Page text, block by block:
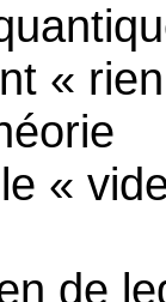
«
«
de